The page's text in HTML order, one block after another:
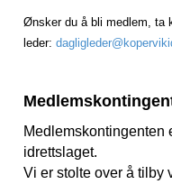
Ønsker du å bli medlem, ta
leder:
Medlemskontingenten
idrettslaget.
Vi er stolte over å tilby